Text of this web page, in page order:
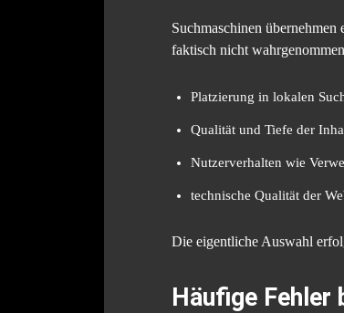
Suchmaschinen
faktisch nicht
Platzierung in lokalen
Qualität und Tiefe der
Nutzerverhalten wie
technische Qualität der
Die eigentliche Auswahl
Häufige Fehler